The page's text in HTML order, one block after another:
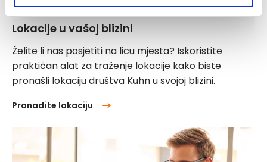
Lokacije u vašoj blizini
Želite li nas posjetiti na licu mjesta? Iskoristite
praktičan alat za traženje lokacije kako biste
pronašli lokaciju društva Kuhn u svojoj blizini.
Pronađite lokaciju